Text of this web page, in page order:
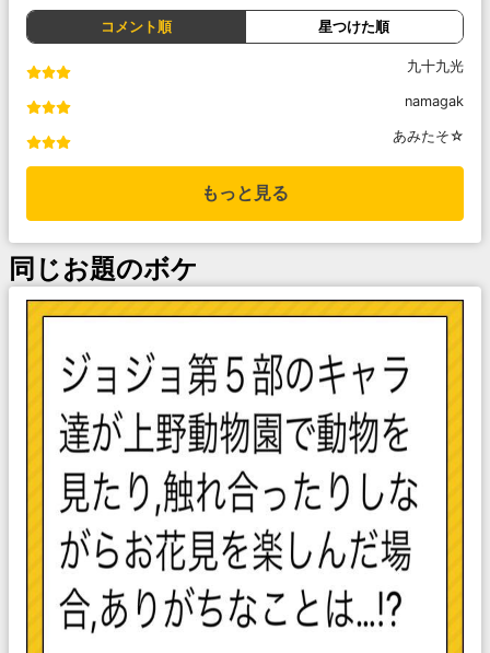
コメント順 星つけた順
九十九光
namagak
あみたそ☆
もっと見る
同じお題のボケ